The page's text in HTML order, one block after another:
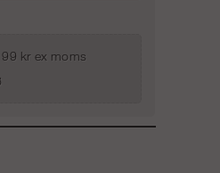
kr ex moms